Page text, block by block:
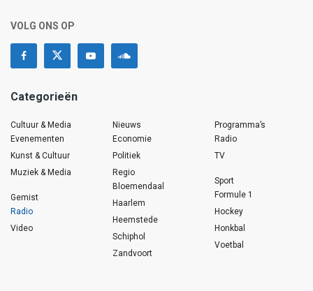
VOLG ONS OP
Categorieën
Cultuur & Media
Evenementen
Kunst & Cultuur
Muziek & Media
Gemist
Radio
Video
Nieuws
Economie
Politiek
Regio
Bloemendaal
Haarlem
Heemstede
Schiphol
Zandvoort
Programma’s
Radio
TV
Sport
Formule 1
Hockey
Honkbal
Voetbal